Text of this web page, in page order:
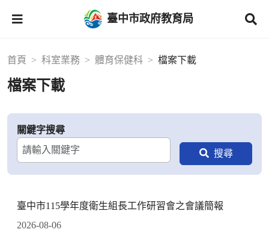
臺中市政府教育局
首頁 科室業務 體育保健科 檔案下載
檔案下載
關鍵字搜尋
臺中市115學年度衛生組長工作研習會之會議簡報
2026-08-06